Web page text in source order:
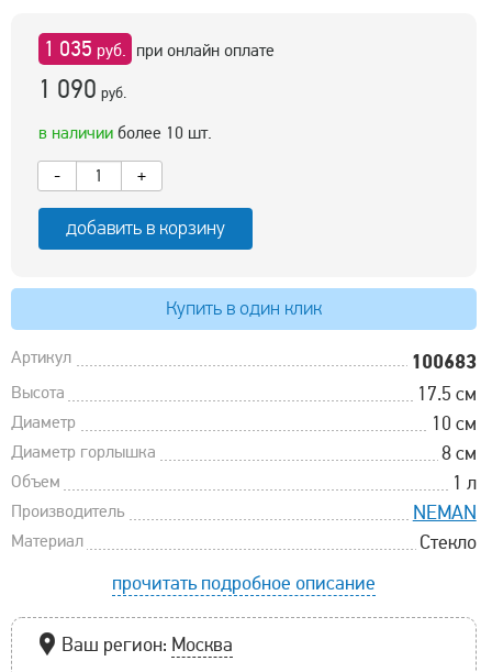
1 035 руб. при онлайн оплате
1 090 руб.
в наличии более 10 шт.
-
+
добавить в корзину
Купить в один клик
Артикул 100683
Высота 17.5 см
Диаметр 10 см
Диаметр горлышка 8 см
Объем 1 л
Производитель NEMAN
Материал
Стекло
прочитать подробное описание
Ваш регион: Москва